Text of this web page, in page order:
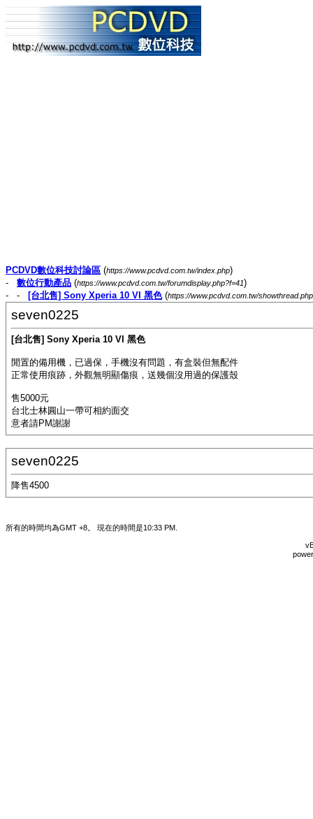
PCDVD數位科技討論區 (https://www.pcdvd.com.tw/index.php)
- 數位行動產品 (https://www.pcdvd.com.tw/forumdisplay.php?f=41)
- -
[台北售] Sony Xperia 10 VI 黑色(https://www.pcdvd.com.tw/
seven0225
[台北售] Sony Xperia 10 VI 黑色
閒置的備用機，已過保，手機沒有問題，有盒裝但無配件
正常使用痕跡，外觀無明顯傷痕，送幾個沒用過的保護殼
售5000元
台北士林圓山一帶可相約面交
意者請PM謝謝
seven0225
降售4500
所有的時間均為GMT +8。 現在的時間是10:33 PM